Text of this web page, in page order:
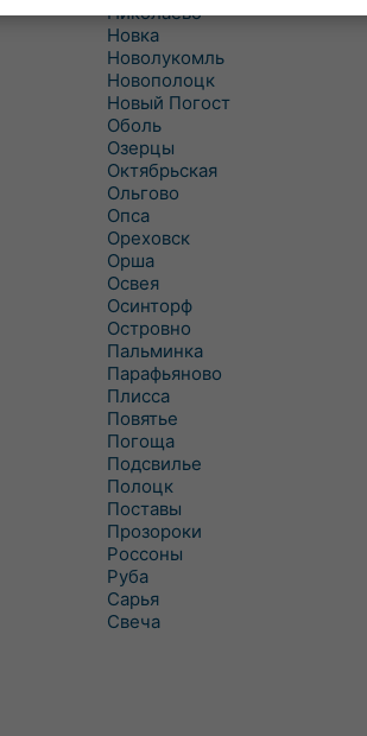
Николаево
Новка
Новолукомль
Новополоцк
Новый Погост
Оболь
Озерцы
Октябрьская
Ольгово
Опса
Ореховск
Орша
Освея
Осинторф
Островно
Пальминка
Парафьяново
Плисса
Повятье
Погоща
Подсвилье
Полоцк
Поставы
Прозороки
Россоны
Руба
Сарья
Свеча